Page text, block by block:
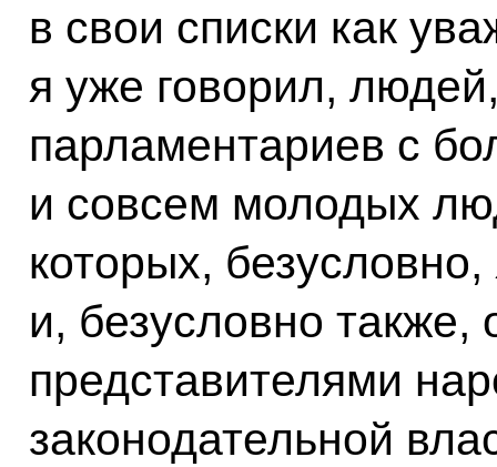
в свои списки как
я уже говорил,
парламентариев с
и совсем молодых
которых,
и, безусловно
представителями
законодательной